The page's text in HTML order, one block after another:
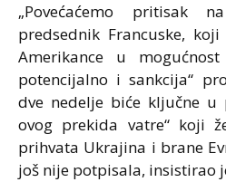
„Povećaćemo pritisak
predsednik Francuske,
Amerikance u
potencijalno i sankcija“
dve nedelje biće ključne u
ovog prekida vatre“ koji
prihvata Ukrajina i brane
još nije potpisala, insistirao